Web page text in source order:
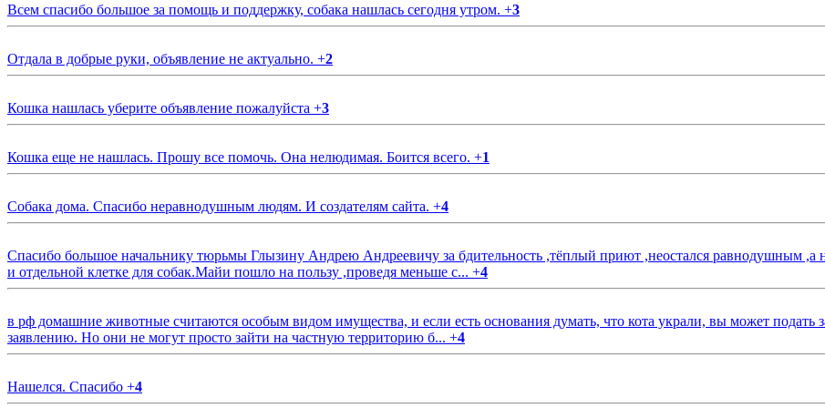
Всем спасибо большое за помощь и поддержку, собака нашлась сегодня утром. +3
Отдала в добрые руки, объявление не актуально. +2
Кошка нашлась уберите объявление пожалуйста +3
Кошка еще не нашлась. Прошу все помочь. Она нелюдимая. Боится всего. +1
Собака дома. Спасибо неравнодушным людям. И создателям сайта. +4
Спасибо большое начальнику тюрьмы Глызину Андрею Андреевичу за бдительность ,тёплый приют ,неостался равнодушным
и отдельной клетке для собак.Майи пошло на пользу ,проведя меньше с... +4
в рф домашние животные считаются особым видом имущества, и если есть основания думать, что кота украли, вы может подать
заявлению. Но они не могут просто зайти на частную территорию б... +4
Нашелся. Спасибо +4